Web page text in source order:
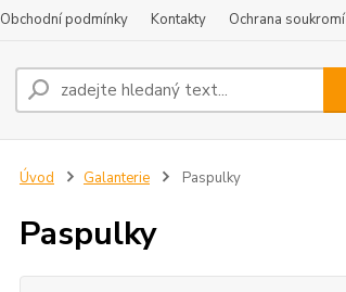
Obchodní podmínky Kontakty Ochrana soukromí
Úvod Galanterie Paspulky
Paspulky